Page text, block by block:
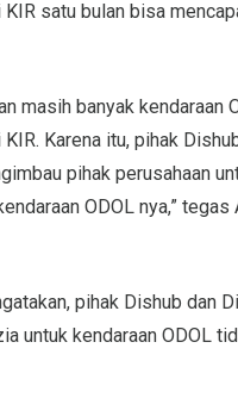
satu bulan bisa
masih banyak kendaraan
Karena itu, pihak
pihak perusahaan
ODOL nya,” tegas
pihak Dishub dan
untuk kendaraan ODOL